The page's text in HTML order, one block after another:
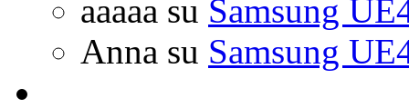
aaaaa su Samsung
Anna su Samsung